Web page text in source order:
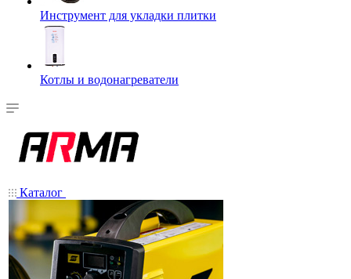
Инструмент для укладки плитки
Котлы и водонагреватели
Каталог